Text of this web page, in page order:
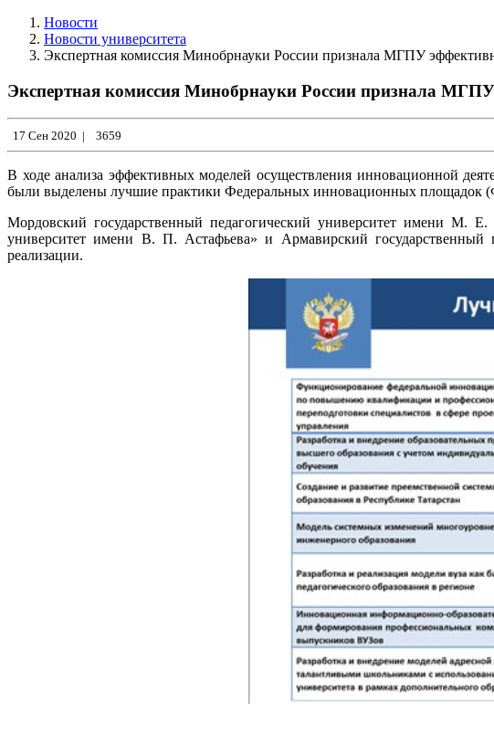
Новости
Новости университета
Экспертная комиссия Минобрнауки России признала МГПУ
Экспертная комиссия Минобрнауки России признала
17 Сен 2020 | 3659
В ходе анализа эффективных моделей осуществления инновационной
были выделены лучшие практики Федеральных инновационных площадок
Мордовский государственный педагогический университет имени М. Е.
университет имени В. П. Астафьева» и Армавирский государственный
реализации.